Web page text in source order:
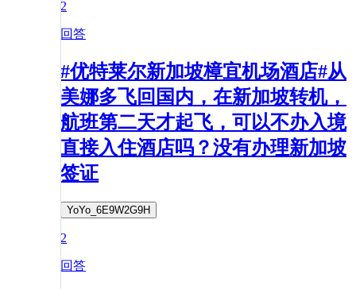
2
回答
#优特莱尔新加坡樟宜机场酒店#从
美娜多飞回国内，在新加坡转机，
航班第二天才起飞，可以不办入境
直接入住酒店吗？没有办理新加坡
签证
YoYo_6E9W2G9H
2
回答